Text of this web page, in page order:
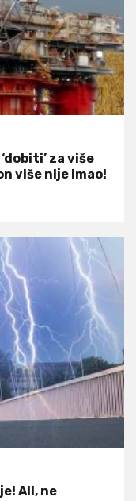
za više
više nije imao!
Ali, ne